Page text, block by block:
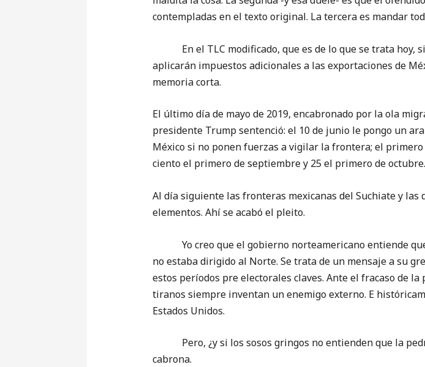
contempladas en el texto original. La tercera es mandar
En el TLC modificado, que es de lo que se trata hoy, si
aplicarán impuestos adicionales a las exportaciones de
memoria corta.
El último día de mayo de 2019, encabronado por la ola
presidente Trump sentenció: el 10 de junio le pongo un
México si no ponen fuerzas a vigilar la frontera; el primero
ciento el primero de septiembre y 25 el primero de octubre.
Al día siguiente las fronteras mexicanas del Suchiate y
elementos. Ahí se acabó el pleito.
Yo creo que el gobierno norteamericano entiende que
no estaba dirigido al Norte. Se trata de un mensaje a su
estos períodos pre electorales claves. Ante el fracaso de
tiranos siempre inventan un enemigo externo. E
Estados Unidos.
Pero, ¿y si los sosos gringos no entienden que la
cabrona.